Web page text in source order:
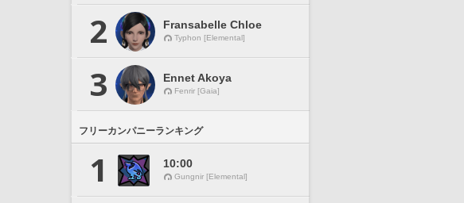
2 Fransabelle Chloe
Typhon [Elemental]
3 Ennet Akoya
Fenrir [Gaia]
フリーカンパニーランキング
1 10:00
Gungnir [Elemental]